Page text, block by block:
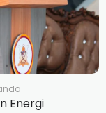
Energi